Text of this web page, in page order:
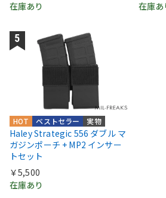
在庫あり 在庫あ
実物
ベストセラー
HOT
Haley Strategic 556 ダブル マ
ガジンポーチ + MP2 インサー
トセット
￥5,500
在庫あり